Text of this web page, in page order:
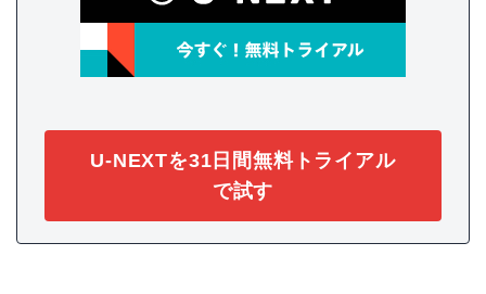
U-NEXTを31日間無料トライアル
で試す